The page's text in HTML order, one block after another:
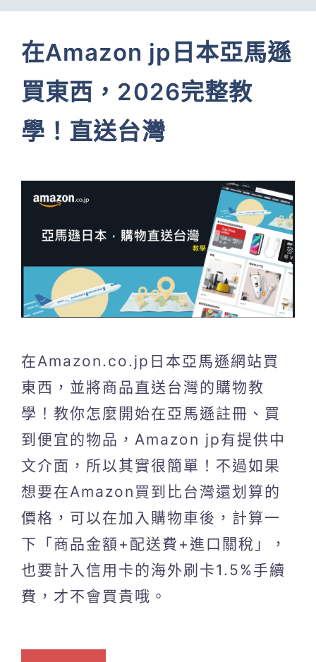
在Amazon jp日本亞馬遜
買東西，2026完整教
學！直送台灣
在Amazon.co.jp日本亞馬遜網站買
東西，並將商品直送台灣的購物教
學！教你怎麼開始在亞馬遜註冊、買
到便宜的物品，Amazon jp有提供中
文介面，所以其實很簡單！不過如果
想要在Amazon買到比台灣還划算的
價格，可以在加入購物車後，計算一
下「商品金額+配送費+進口關稅」，
也要計入信用卡的海外刷卡1.5%手續
費，才不會買貴哦。